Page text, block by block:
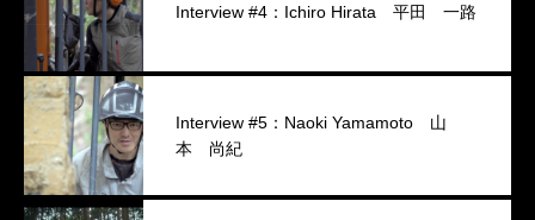
Interview #4：Ichiro Hirata 平田 一路
Interview #5：Naoki Yamamoto 山
本 尚紀